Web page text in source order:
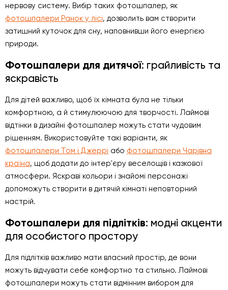
нервову систему. Вибір таких фотошпалер, як
фотошпалери Ранок у лісі, дозволить вам створити
затишний куточок для сну, наповнивши його енергією
природи.
Фотошпалери для дитячої: грайливість та
яскравість
Для дітей важливо, щоб їх кімната була не тільки
комфортною, а й стимулюючою для творчості. Лаймові
відтінки в дизайні фотошпалер можуть стати чудовим
рішенням. Використовуйте такі варіанти, як
фотошпалери Том і Джеррі або фотошпалери Чарівна
країна, щоб додати до інтер'єру веселощів і казкової
атмосфери. Яскраві кольори і знайомі персонажі
допоможуть створити в дитячій кімнаті неповторний
настрій.
Фотошпалери для підлітків: модні акценти
для особистого простору
Для підлітків важливо мати власний простір, де вони
можуть відчувати себе комфортно та стильно. Лаймові
фотошпалери можуть стати відмінним вибором для